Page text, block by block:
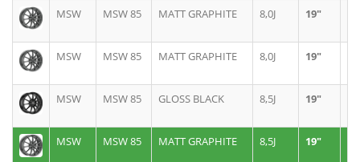
MSW MSW 85 MATT GRAPHITE 8,0J 19"
MSW MSW 85 MATT GRAPHITE 8,0J 19"
MSW MSW 85 GLOSS BLACK 8,5J 19"
MSW MSW 85 MATT GRAPHITE 8,5J 19"